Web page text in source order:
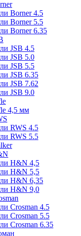
Borner 4.5
Borner 5.5
Borner 6.35
JSB 4.5
JSB 5.0
JSB 5.5
JSB 6.35
JSB 7.62
JSB 9.0
4,5 мм
RWS 4.5
RWS 5.5
H&N 4,5
H&N 5,5
H&N 6,35
H&N 9,0
Crosman 4.5
Crosman 5.5
Crosman 6.35